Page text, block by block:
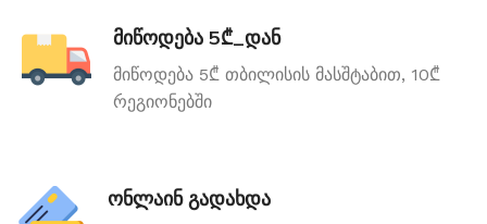
მიწოდება 5₾_დან
მიწოდება 5₾ თბილისის მასშტაბით, 10₾
რეგიონებში
ონლაინ გადახდა